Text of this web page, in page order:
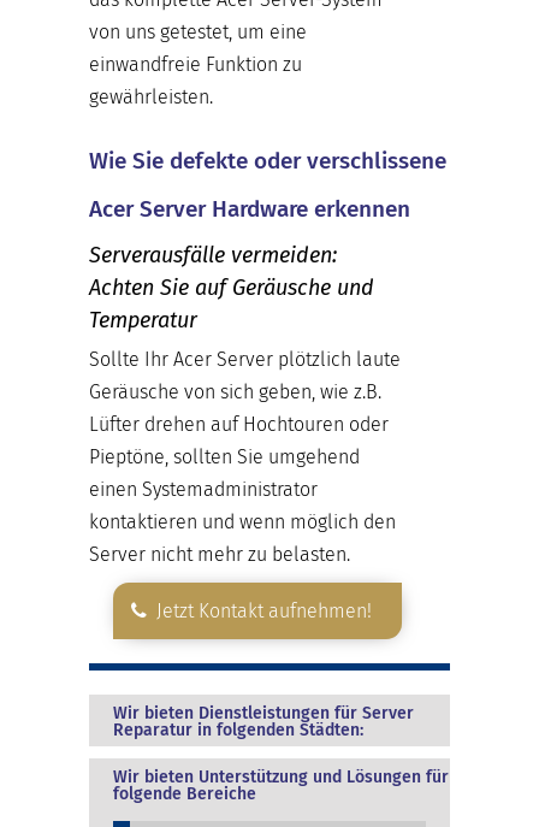
von uns getestet, um eine
einwandfreie Funktion zu
gewährleisten.
Wie Sie defekte oder verschlissene
Acer Server Hardware erkennen
Serverausfälle vermeiden:
Achten Sie auf Geräusche und
Temperatur
Sollte Ihr Acer Server plötzlich laute
Geräusche von sich geben, wie z.B.
Lüfter drehen auf Hochtouren oder
Pieptöne, sollten Sie umgehend
einen Systemadministrator
kontaktieren und wenn möglich den
Server nicht mehr zu belasten.
Jetzt Kontakt aufnehmen!
Wir bieten Dienstleistungen für Server
Reparatur in folgenden Städten:
Wir bieten Unterstützung und Lösungen für
folgende Bereiche